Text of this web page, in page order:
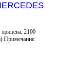
2100
Примечание: